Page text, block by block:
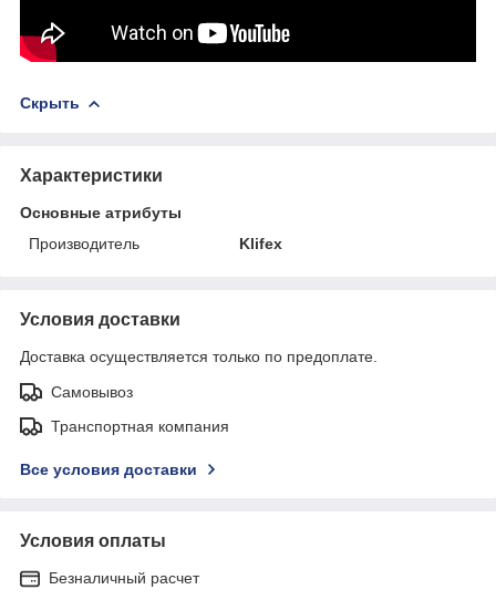
Скрыть
Характеристики
Основные атрибуты
Производитель
Klifex
Условия доставки
Доставка осуществляется только по предоплате.
Самовывоз
Транспортная компания
Все условия доставки
Условия оплаты
Безналичный расчет